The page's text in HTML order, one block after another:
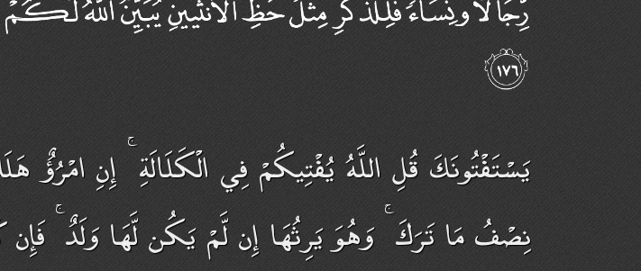
يَسْتَفْتُونَكَ قُلِ اللَّهُ يُفْتِيكُمْ فِي الْكَلَالَةِ ۚ إِنِ امْرُؤٌ
نِصْفُ مَا تَرَكَ ۚ وَهُوَ يَرِثُهَا إِن لَّمْ يَكُن لَّهَا وَلَدٌ ۚ فَإِن